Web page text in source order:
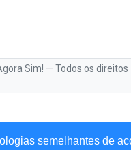
semelhantes de
Sim! — Todos os direitos